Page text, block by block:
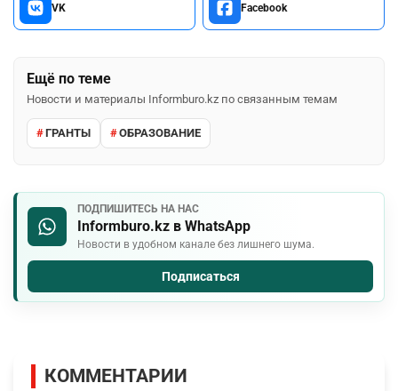
VK Facebook
Ещё по теме
Новости и материалы Informburo.kz по связанным темам
ГРАНТЫ ОБРАЗОВАНИЕ
ПОДПИШИТЕСЬ НА НАС
Informburo.kz в WhatsApp
Новости в удобном канале без лишнего шума.
Подписаться
КОММЕНТАРИИ